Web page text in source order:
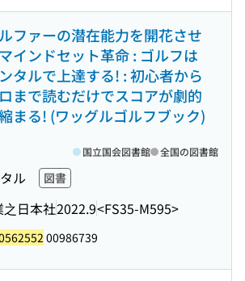
ファーの潜在能力を開花させ
インドセット革命 : ゴルフは
タルで上達する! : 初心者から
まで読むだけでスコアが劇的
まる! (ワッグルゴルフブック)
ル 図書
之日本社2022.9<FS35-M595>
国立国会図書館 全国の図書館
00986739